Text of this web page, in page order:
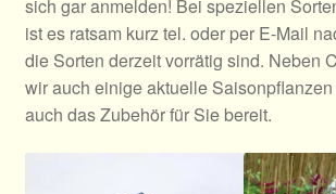
sich gar anmelden! Bei speziellen
ist es ratsam kurz tel. oder per E-Mail
die Sorten derzeit vorrätig sind. Neben
wir auch einige aktuelle
auch das Zubehör für Sie bereit.